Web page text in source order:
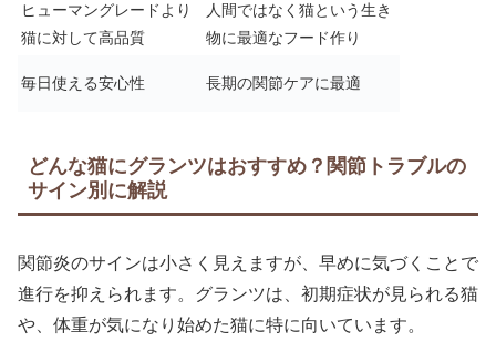
ヒューマングレードより
猫に対して高品質
人間ではなく猫という生き
物に最適なフード作り
毎日使える安心性 長期の関節ケアに最適
どんな猫にグランツはおすすめ？関節トラブルの
サイン別に解説
関節炎のサインは小さく見えますが、早めに気づくことで
進行を抑えられます。グランツは、初期症状が見られる猫
や、体重が気になり始めた猫に特に向いています。